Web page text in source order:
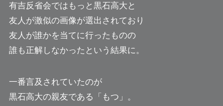
有吉反省会ではもっと黒石高大と
友人が激似の画像が選出されており
友人が誰かを当てに行ったものの
誰も正解しなかったという結果に。
一番言及されていたのが
黒石高大の親友である「もつ」。